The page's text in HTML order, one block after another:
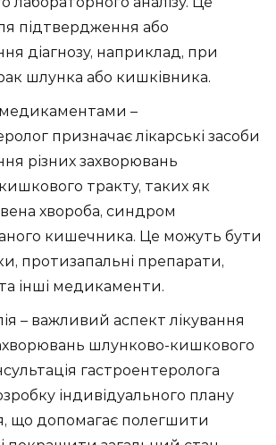
підтвердження або
діагнозу, наприклад, при
шлунка або кишківника.
–
призначає лікарські засоби
різних захворювань
тракту, таких як
хвороба, синдром
кишечника. Це можуть бути
протизапальні препарати,
інші медикаменти.
– важливий аспект лікування
шлунково-кишкового
гастроентеролога
індивідуального плану
що допомагає полегшити